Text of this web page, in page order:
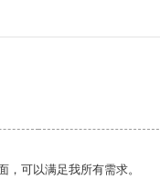
，可以满足我所有需求。